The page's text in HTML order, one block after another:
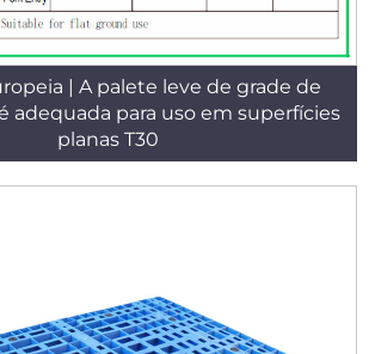
| A palete leve de grade de
adequada para uso em superfícies
planas T30